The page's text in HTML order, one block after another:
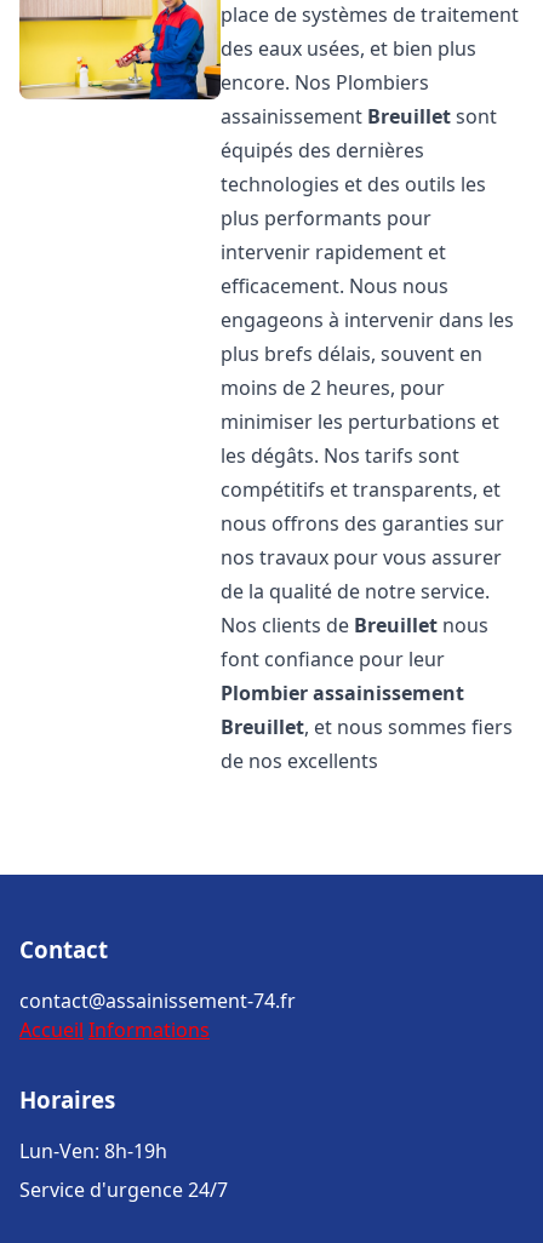
place de systèmes de traitement
des eaux usées, et bien plus
encore. Nos Plombiers
assainissement Breuilletsont
équipés des dernières
technologies et des outils les
plus performants pour
intervenir rapidement et
efficacement. Nous nous
engageons à intervenir dans les
plus brefs délais, souvent en
moins de 2 heures, pour
minimiser les perturbations et
les dégâts. Nos tarifs sont
compétitifs et transparents, et
nous offrons des garanties sur
nos travaux pour vous assurer
de la qualité de notre service.
Nos clients de Breuillet nous
font confiance pour leur
Plombier assainissement
Breuillet, et nous sommes fiers
de nos excellents
Contact
contact@assainissement-74.fr
Accueil Informations
Horaires
Lun-Ven: 8h-19h
Service d'urgence 24/7